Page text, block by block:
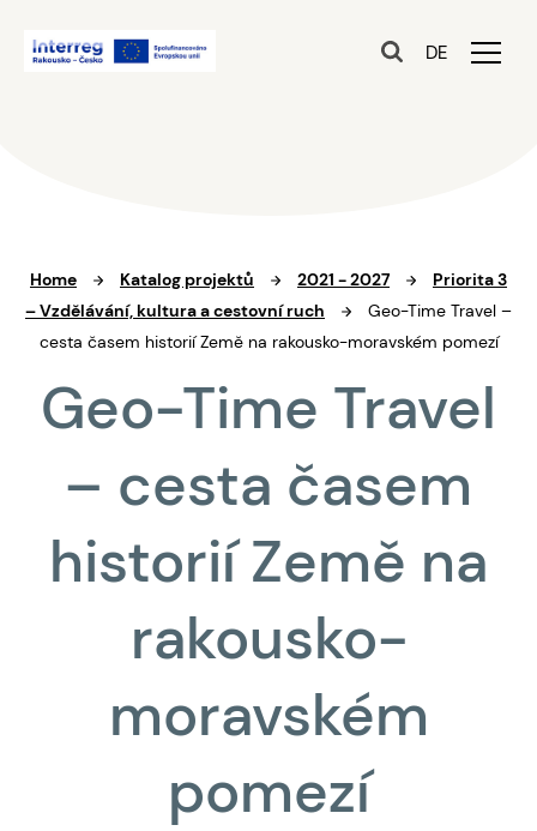
DE
Home Katalog projektů 2021 - 2027
Priorita 3
– Vzdělávání, kultura a cestovní ruch
Geo-Time Travel –
cesta časem historií Země na rakousko-moravském pomezí
Geo-Time Travel
– cesta časem
historií Země na
rakousko-
moravském
pomezí